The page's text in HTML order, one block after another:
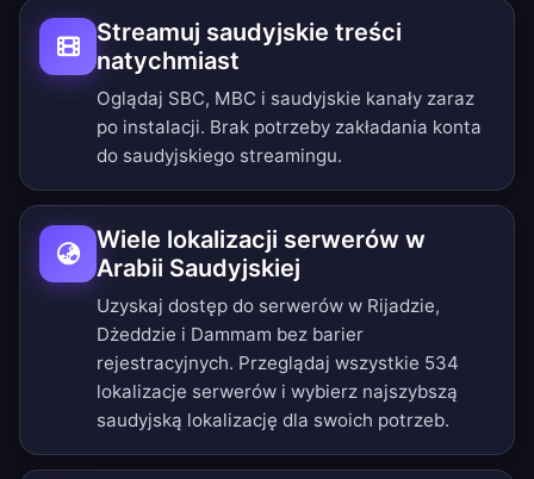
Streamuj saudyjskie treści
natychmiast
Oglądaj SBC, MBC i saudyjskie kanały zaraz
po instalacji. Brak potrzeby zakładania konta
do saudyjskiego streamingu.
Wiele lokalizacji serwerów w
Arabii Saudyjskiej
Uzyskaj dostęp do serwerów w Rijadzie,
Dżeddzie i Dammam bez barier
rejestracyjnych. Przeglądaj wszystkie 534
lokalizacje serwerów i wybierz najszybszą
saudyjską lokalizację dla swoich potrzeb.